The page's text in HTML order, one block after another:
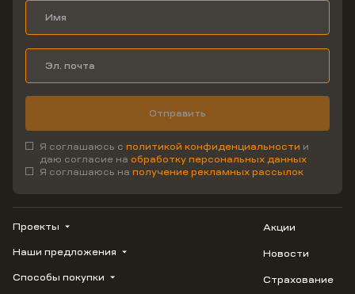
Отправить
Я соглашаюсь с политикой конфиденциальности и
даю согласие на обработку персональных данных
Я соглашаюсь на получение рекламных рассылок
Проекты
ВЕРН
1799
Наши предложения
Купить квартиру
Способы покупки
Акции
Новости
Страхование